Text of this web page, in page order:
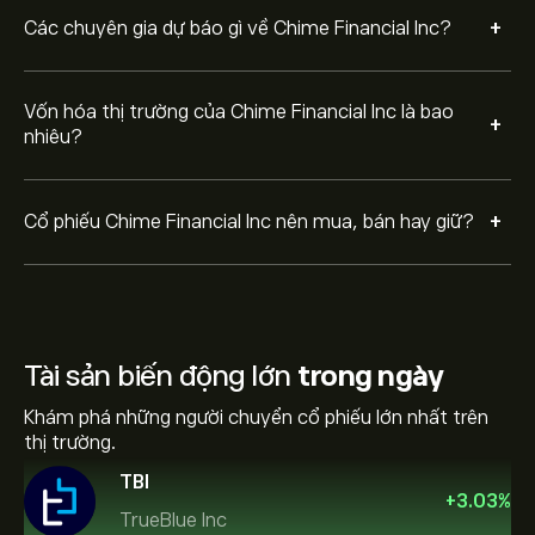
Các chuyên gia dự báo gì về Chime Financial Inc? +
Vốn hóa thị trường của Chime Financial Inc là bao
nhiêu?
+
Cổ phiếu Chime Financial Inc nên mua, bán hay giữ? +
Tài sản biến động lớn trong ngày
Khám phá những người chuyển cổ phiếu lớn nhất trên
thị trường.
TBI
TrueBlue Inc
+3.03%